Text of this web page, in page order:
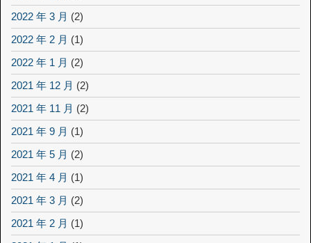
2022 年 3 月 (2)
2022 年 2 月 (1)
2022 年 1 月 (2)
2021 年 12 月 (2)
2021 年 11 月 (2)
2021 年 9 月 (1)
2021 年 5 月 (2)
2021 年 4 月 (1)
2021 年 3 月 (2)
2021 年 2 月 (1)